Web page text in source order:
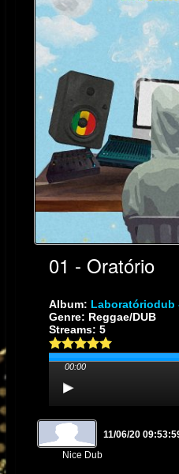
01 - Oratório
Album: Laboratóriodub
Genre: Reggae/DUB
Streams: 5
00:00
11/06/20
Nice Dub